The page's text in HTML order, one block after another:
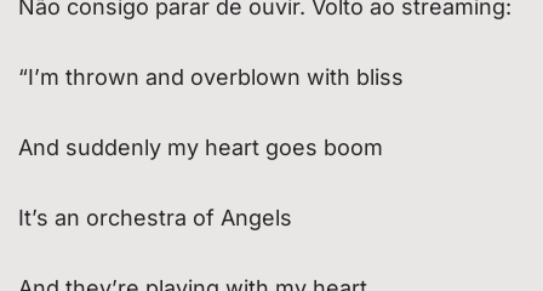
Não consigo parar de ouvir. Volto ao streaming:
“I’m thrown and overblown with bliss
And suddenly my heart goes boom
It’s an orchestra of Angels